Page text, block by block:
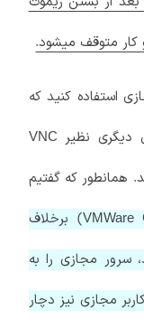
کار متوقف میشود.
استفاده کنید که
دیگری نظیر VNC
همانطور که گفتیم
VMWare) برخلاف
سرور مجازی را به
مجازی نیز دچار